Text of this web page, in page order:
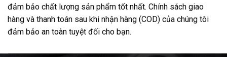
đảm bảo chất lượng sản phẩm tốt nhất. Chính sách giao
hàng và thanh toán sau khi nhận hàng (COD) của chúng tôi
đảm bảo an toàn tuyệt đối cho bạn.